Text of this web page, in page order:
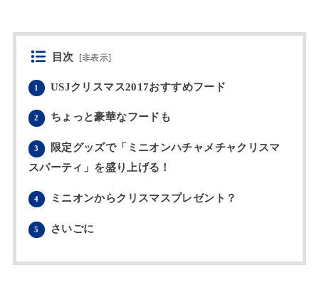
目次 [非表示]
1 USJクリスマス2017おすすめフード
2 ちょっと豪華なフードも
3
限定グッズで「ミニオンハチャメチャクリスマ
スパーティ」を盛り上げる！
4 ミニオンからクリスマスプレゼント？
5 さいごに